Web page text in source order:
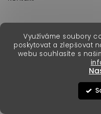
Využíváme soubory
poskytovat a zlepšovat
webu souhlasíte s
Vytvořil Shoptet
Copyright 2026Erika